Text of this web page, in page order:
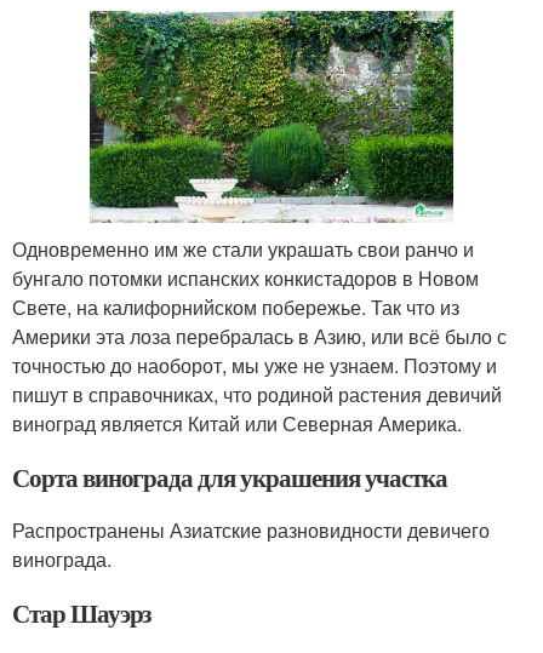
Одновременно им же стали украшать свои ранчо и
бунгало потомки испанских конкистадоров в Новом
Свете, на калифорнийском побережье. Так что из
Америки эта лоза перебралась в Азию, или всё было с
точностью до наоборот, мы уже не узнаем. Поэтому и
пишут в справочниках, что родиной растения девичий
виноград является Китай или Северная Америка.
Сорта винограда для украшения участка
Распространены Азиатские разновидности девичего
винограда.
Стар Шауэрз